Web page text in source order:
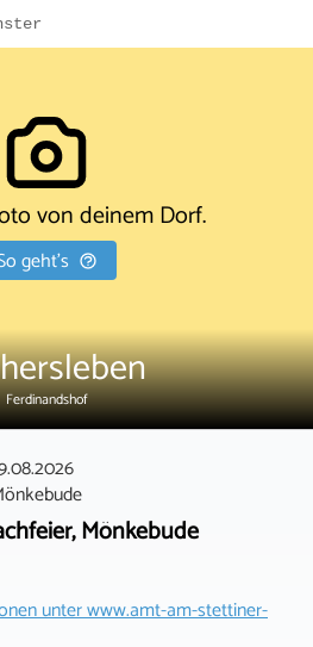
von deinem Dorf.
geht's
Ferdinandshof
Mönkebude
unterwww.amt-am-stettiner-